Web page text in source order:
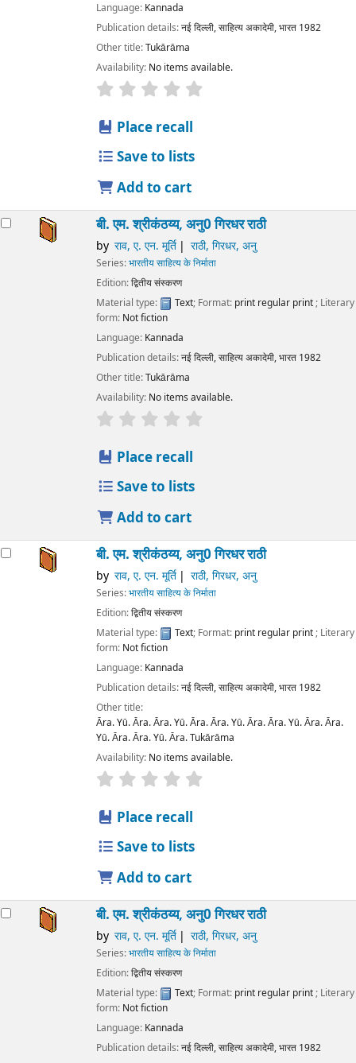
Language: Kannada
Publication details:नई दिल्ली,साहित्य अकादेमी, भारत 1982
Other title:Tukārāma
Availability: No items available.
star rating
Place recall
Save to lists
Add to cart
बी. एम. श्रीकंठय्य, अनु0 गिरधर राठी
by राव, ए. एन. मूर्ति राठी, गिरधर, अनु
Series:भारतीय साहित्य के निर्माता
Edition:द्वितीय संस्करण
Material type:
Text; Format: print regular print; Literary
form: Not fiction
Language: Kannada
Publication details:नई दिल्ली,साहित्य अकादेमी, भारत 1982
Other title:Tukārāma
Availability: No items available.
star rating
Place recall
Save to lists
Add to cart
बी. एम. श्रीकंठय्य, अनु0 गिरधर राठी
by राव, ए. एन. मूर्ति राठी, गिरधर, अनु
Series:भारतीय साहित्य के निर्माता
Edition:द्वितीय संस्करण
Material type:
Text; Format: print regular print; Literary
form: Not fiction
Language: Kannada
Publication details:नई दिल्ली,साहित्य अकादेमी, भारत 1982
Other title:
Āra. Yū. Āra. Āra. Yū. Āra. Āra. Yū. Āra. Āra. Yū. Āra. Āra.
Yū. Āra. Āra. Yū. Āra. Tukārāma
Availability: No items available.
star rating
Place recall
Save to lists
Add to cart
बी. एम. श्रीकंठय्य, अनु0 गिरधर राठी
by राव, ए. एन. मूर्ति राठी, गिरधर, अनु
Series:भारतीय साहित्य के निर्माता
Edition:द्वितीय संस्करण
Material type:
Text; Format: print regular print; Literary
form: Not fiction
Language: Kannada
Publication details:नई दिल्ली,साहित्य अकादेमी, भारत 1982